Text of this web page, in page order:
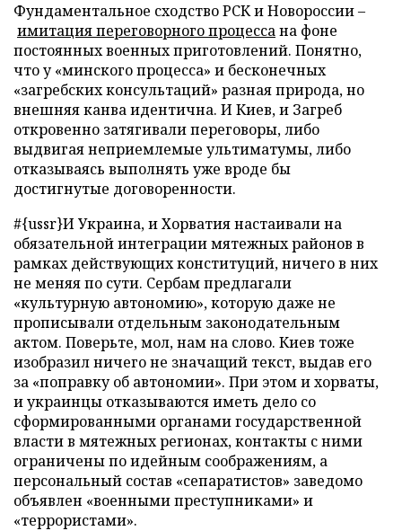
Фундаментальное сходство РСК и Новороссии –
имитация переговорного процессана фоне
постоянных военных приготовлений. Понятно,
что у «минского процесса» и бесконечных
«загребских консультаций» разная природа, но
внешняя канва идентична. И Киев, и Загреб
откровенно затягивали переговоры, либо
выдвигая неприемлемые ультиматумы, либо
отказываясь выполнять уже вроде бы
достигнутые договоренности.
#{ussr}И Украина, и Хорватия настаивали на
обязательной интеграции мятежных районов в
рамках действующих конституций, ничего в них
не меняя по сути. Сербам предлагали
«культурную автономию», которую даже не
прописывали отдельным законодательным
актом. Поверьте, мол, нам на слово. Киев тоже
изобразил ничего не значащий текст, выдав его
за «поправку об автономии». При этом и хорваты,
и украинцы отказываются иметь дело со
сформированными органами государственной
власти в мятежных регионах, контакты с ними
ограничены по идейным соображениям, а
персональный состав «сепаратистов» заведомо
объявлен «военными преступниками» и
«террористами».